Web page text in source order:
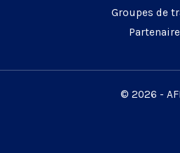
Groupes de
© 2026 -